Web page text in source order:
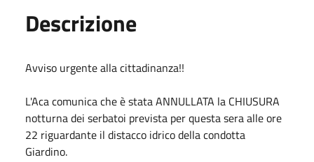
Descrizione
Avviso urgente alla cittadinanza!!
L'Aca comunica che è stata ANNULLATA la CHIUSURA
notturna dei serbatoi prevista per questa sera alle ore
22 riguardante il distacco idrico della condotta
Giardino.